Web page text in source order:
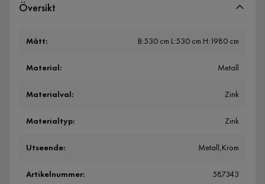
Översikt
Mått: B:530 cm L:530 cm H:1980 cm
Material: Metall
Materialval: Zink
Materialtyp: Zink
Utseende: Metall,Krom
Artikelnummer: 587343